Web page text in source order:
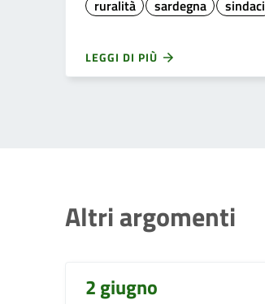
ruralità
sardegna sindaci
LEGGI DI PIÙ
Altri argomenti
2 giugno